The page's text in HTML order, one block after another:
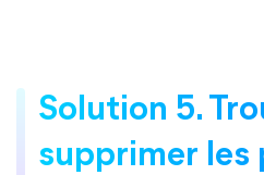
Solution 5.
supprimer les